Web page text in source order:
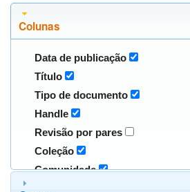
Colunas
Data de publicação
Título
Tipo de documento
Handle
Revisão por pares
Coleção
Comunidade